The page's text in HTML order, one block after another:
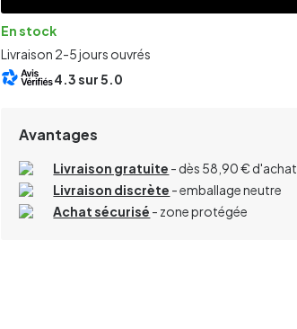
En stock
Livraison 2-5 jours ouvrés
4.3sur 5.0
Avantages
Livraison gratuite - dès 58,90 € d'achat
Livraison discrète - emballage neutre
Achat sécurisé - zone protégée